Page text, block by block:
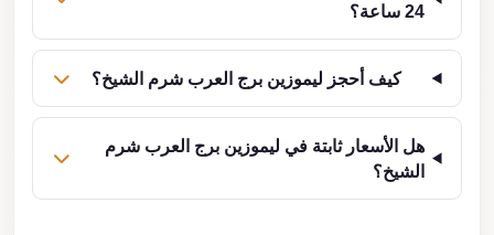
24 ساعة؟
كيف أحجز ليموزين برج العرب شرم الشيخ؟
هل الأسعار ثابتة في ليموزين برج العرب شرم
الشيخ؟